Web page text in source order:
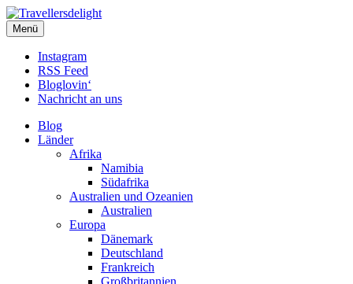
Travellersdelight
TRAVEL – LIVESTYLE – PHOTOGRAPHY
Menü
Instagram
RSS Feed
Bloglovin‘
Nachricht an uns
Blog
Länder
Afrika
Namibia
Südafrika
Australien und Ozeanien
Australien
Europa
Dänemark
Deutschland
Frankreich
Großbritannien